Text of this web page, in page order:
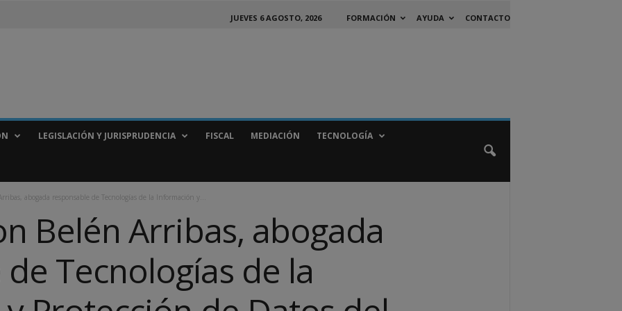
JUEVES 6 AGOSTO, 2026 FORMACIÓN AYUDA CONTACTO
LEGISLACIÓN Y JURISPRUDENCIA FISCAL MEDIACIÓN TECNOLOGÍA
abogada responsable de Tecnologías de la Información y...
Belén Arribas, abogada
Tecnologías de la